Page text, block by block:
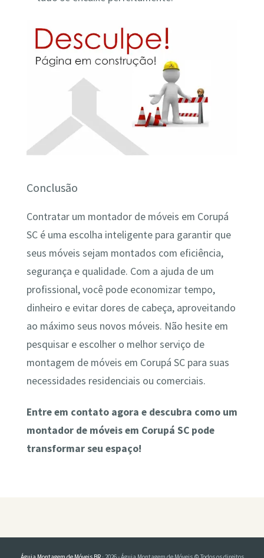
Conclusão
Contratar um montador de móveis em Corupá
SC é uma escolha inteligente para garantir que
seus móveis sejam montados com eficiência,
segurança e qualidade. Com a ajuda de um
profissional, você pode economizar tempo,
dinheiro e evitar dores de cabeça, aproveitando
ao máximo seus novos móveis. Não hesite em
pesquisar e escolher o melhor serviço de
montagem de móveis em Corupá SC para suas
necessidades residenciais ou comerciais.
Entre em contato agora e descubra como um
montador de móveis em Corupá SC pode
transformar seu espaço!